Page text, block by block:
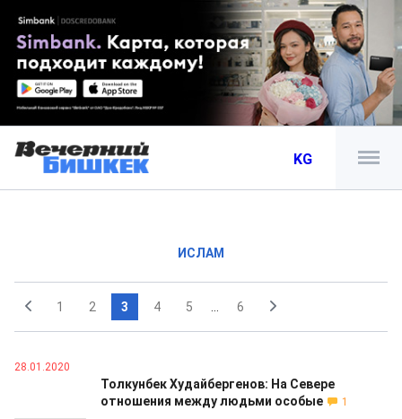
KG
ИСЛАМ
1 2 3 4 5 6
28.01.2020
Толкунбек Худайбергенов: На Севере
отношения между людьми особые
1